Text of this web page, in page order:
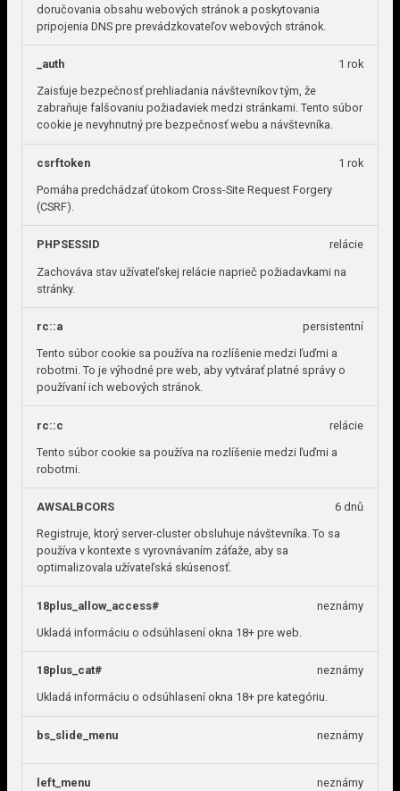
doručovania obsahu webových stránok a poskytovania
pripojenia DNS pre prevádzkovateľov webových stránok.
_auth
Zaisťuje bezpečnosť prehliadania návštevníkov tým, že
zabraňuje falšovaniu požiadaviek medzi stránkami. Tento súbor
cookie je nevyhnutný pre bezpečnosť webu a návštevníka.
1 rok
csrftoken
Pomáha predchádzať útokom Cross-Site Request Forgery
(CSRF).
1 rok
PHPSESSID
Zachováva stav užívateľskej relácie naprieč požiadavkami na
stránky.
relácie
rc::a
Tento súbor cookie sa používa na rozlíšenie medzi ľuďmi a
robotmi. To je výhodné pre web, aby vytvárať platné správy o
používaní ich webových stránok.
persistentní
rc::c
Tento súbor cookie sa používa na rozlíšenie medzi ľuďmi a
robotmi.
relácie
AWSALBCORS
Registruje, ktorý server-cluster obsluhuje návštevníka. To sa
používa v kontexte s vyrovnávaním záťaže, aby sa
optimalizovala užívateľská skúsenosť.
6 dnů
18plus_allow_access#
Ukladá informáciu o odsúhlasení okna 18+ pre web.
neznámy
18plus_cat#
Ukladá informáciu o odsúhlasení okna 18+ pre kategóriu.
neznámy
bs_slide_menu neznámy
left_menu neznámy